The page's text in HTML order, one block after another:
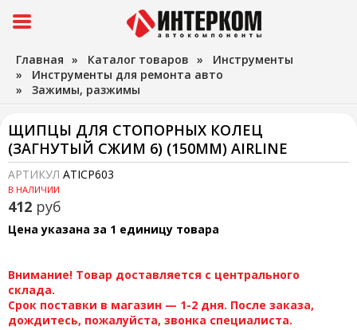
Главная » Каталог товаров » Инструменты
» Инструменты для ремонта авто
» Зажимы, разжимы
ЩИПЦЫ ДЛЯ СТОПОРНЫХ КОЛЕЦ
(ЗАГНУТЫЙ СЖИМ 6) (150ММ) AIRLINE
АРТИКУЛ ATICP603
В НАЛИЧИИ
412 руб
Цена указана за 1 единицу товара
Внимание! Товар доставляется с центрального
склада.
Срок поставки в магазин — 1-2 дня. После заказа,
дождитесь, пожалуйста, звонка специалиста.